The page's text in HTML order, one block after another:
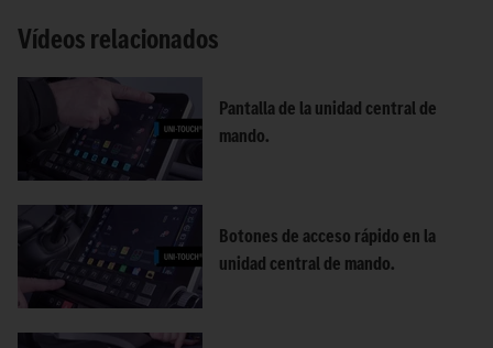
Vídeos relacionados
Pantalla de la unidad central de
mando.
Botones de acceso rápido en la
unidad central de mando.